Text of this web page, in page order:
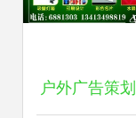
户外广告策